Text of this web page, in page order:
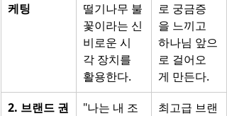
케팅
떨기나무 불
꽃이라는 신
비로운 시
각 장치를
활용한다.
로 궁금증
을 느끼고
하나님 앞으
로 걸어오
게 만든다.
2. 브랜드 권
"나는 내 조
최고급 브랜